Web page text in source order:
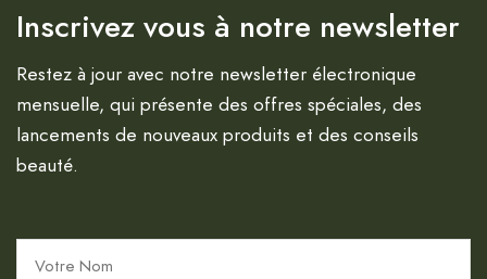
Inscrivez vous à notre newsletter
Restez à jour avec notre newsletter électronique
mensuelle, qui présente des offres spéciales, des
lancements de nouveaux produits et des conseils
beauté.